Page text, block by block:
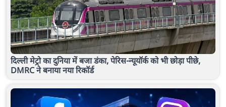
दिल्ली मेट्रो का दुनिया में बजा डंका, पेरिस-न्यूयॉर्क को भी छोड़ा पीछे,
DMRC ने बनाया नया रिकॉर्ड